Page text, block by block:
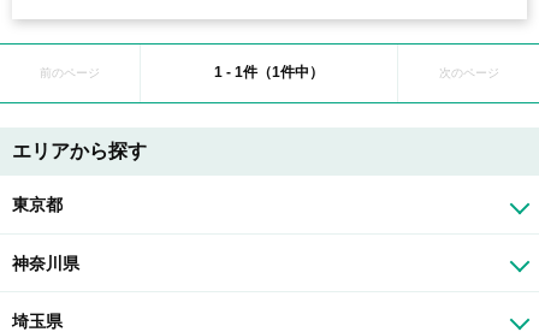
前のページ 1 - 1件（1件中） 次のページ
エリアから探す
東京都
神奈川県
埼玉県